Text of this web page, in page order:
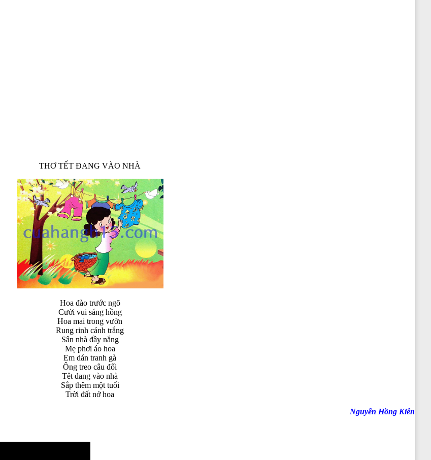
THƠ TẾT ĐANG VÀO NHÀ
Hoa đào trước ngõ
Cười vui sáng hồng
Hoa mai trong vườn
Rung rinh cánh trắng
Sân nhà đầy nắng
Mẹ phơi áo hoa
Em dán tranh gà
Ông treo câu đối
Têt đang vào nhà
Sắp thêm một tuổi
Trời đất nở hoa
Nguyễn Hồng Kiên